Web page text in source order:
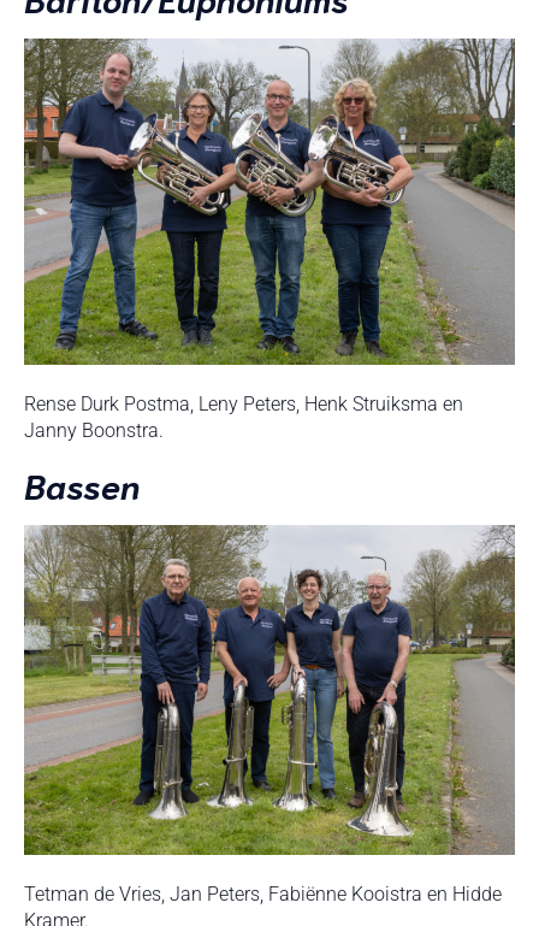
Rense Durk Postma, Leny Peters, Henk Struiksma en
Janny Boonstra.
Bassen
Tetman de Vries, Jan Peters, Fabiënne Kooistra en Hidde
Kramer.